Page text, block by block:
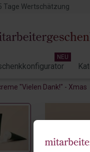
Tage Wertschätzung
NEU
"Vielen Dank!" - Xmas